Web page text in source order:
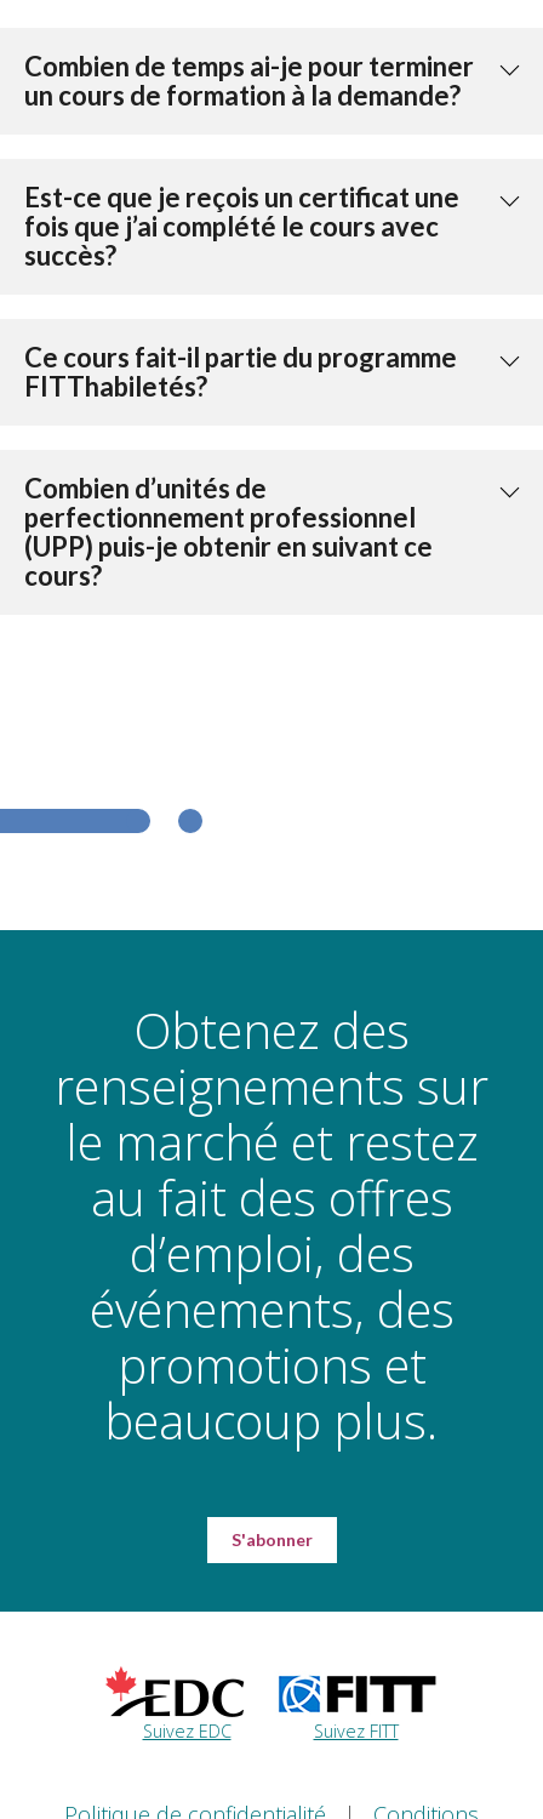
Combien de temps ai-je pour terminer
un cours de formation à la demande? ​
Est-ce que je reçois un certificat une
fois que j’ai complété le cours avec
succès? ​
Ce cours fait-il partie du programme
FITThabiletés? ​
Combien d’unités de
perfectionnement professionnel
(UPP) puis-je obtenir en suivant ce
cours? ​
Obtenez des
renseignements sur
le marché et restez
au fait des offres
d’emploi, des
événements, des
promotions et
beaucoup plus.
S'abonner
Suivez EDC Suivez FITT